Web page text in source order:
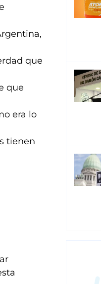
que
que
era lo
tienen